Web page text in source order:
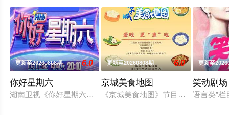
更新至20260808期 6.0
你好星期六
湖南卫视《你好星期六》2022年1月1日起与你相约每周六20：
更新至20260808期 6.0
京城美食地图
《京城美食地图》节目组的美食侦
更新至
笑动剧场
语言类”栏